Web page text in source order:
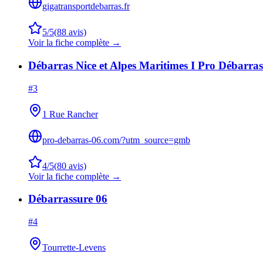
gigatransportdebarras.fr
5/5(88 avis)
Voir la fiche complète →
Débarras Nice et Alpes Maritimes I Pro
#3
1 Rue Rancher
pro-debarras-06.com/?utm_source=gmb
4/5(80 avis)
Voir la fiche complète →
Débarrassure 06
#4
Tourrette-Levens